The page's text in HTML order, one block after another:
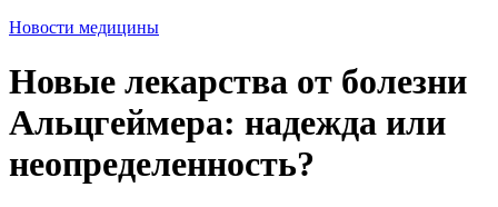
Новости медицины
Новые лекарства от болезни
Альцгеймера: надежда или
неопределенность?